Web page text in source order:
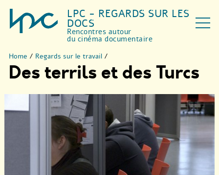
LPC - REGARDS SUR LES
DOCS
Rencontres autour
du cinéma documentaire
Home / Regards sur le travail /
Des terrils et des Turcs